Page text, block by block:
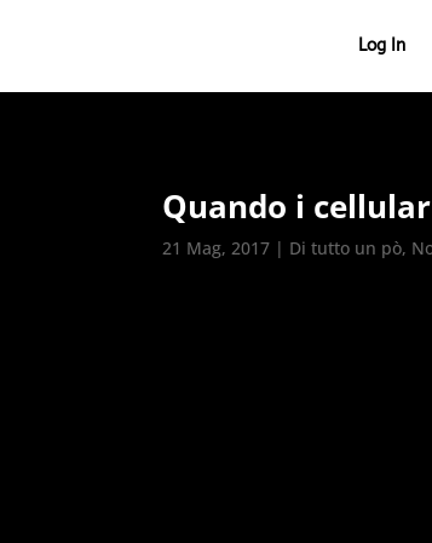
Log In
Quando i
21 Mag, 2017 | Di tutto un pò,